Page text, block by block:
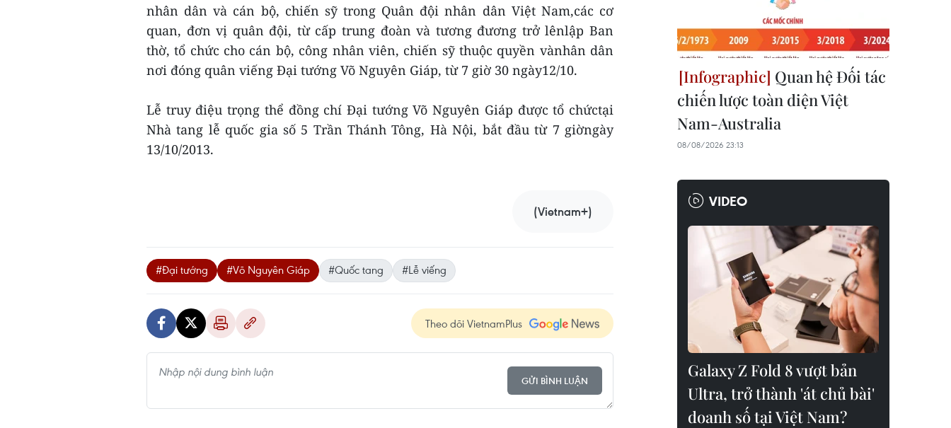
nhân dân và cán bộ, chiến sỹ trong Quân đội nhân dân Việt Nam,các cơ
quan, đơn vị quân đội, từ cấp trung đoàn và tương đương trở lênlập Ban
thờ, tổ chức cho cán bộ, công nhân viên, chiến sỹ thuộc quyền vànhân dân
nơi đóng quân viếng Đại tướng Võ Nguyên Giáp, từ 7 giờ 30 ngày12/10.
Lễ truy điệu trọng thể đồng chí Đại tướng Võ Nguyên Giáp được tổ chứctại
Nhà tang lễ quốc gia số 5 Trần Thánh Tông, Hà Nội, bắt đầu từ 7 giờngày
13/10/2013.
(Vietnam+)
#Đại tướng #Võ Nguyên Giáp #Quốc tang #Lễ viếng
Theo dõi VietnamPlus
GỬI BÌNH LUẬN
Quan hệ Đối tác
chiến lược toàn diện Việt
Nam-Australia
08/08/2026 23:13
VIDEO
Galaxy Z Fold 8 vượt bản
Ultra, trở thành 'át chủ bài'
doanh số tại Việt Nam?